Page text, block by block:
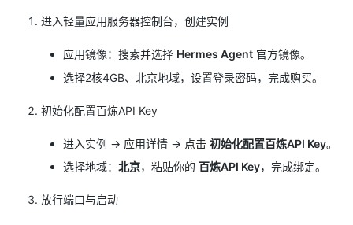
进入轻量应用服务器控制台，创建实例
应用镜像：搜索并选择 Hermes Agent 官方镜像。
选择2核4GB、北京地域，设置登录密码，完成购买。
初始化配置百炼API Key
进入实例 → 应用详情 → 点击 初始化配置百炼API Key。
选择地域： 北京，粘贴你的 百炼API Key，完成绑定。
放行端口与启动